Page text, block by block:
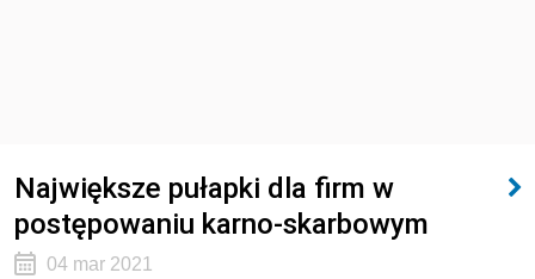
Największe pułapki dla firm w
postępowaniu karno-skarbowym
04 mar 2021